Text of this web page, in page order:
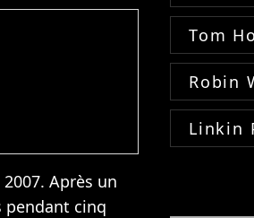
Après un
pendant cinq
Tom
Robin
Linkin